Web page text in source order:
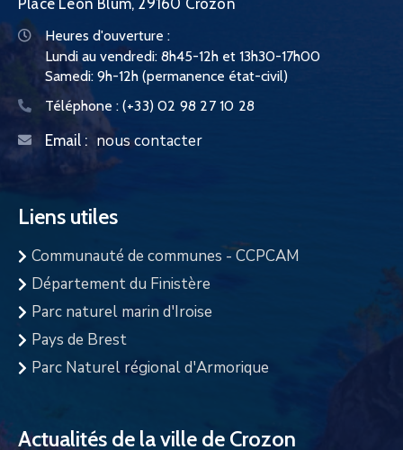
Heures d'ouverture :
Lundi au vendredi: 8h45-12h et 13h30-17h00
Samedi: 9h-12h (permanence état-civil)
Téléphone : (+33) 02 98 27 10 28
Email : nous contacter
Liens utiles
Communauté de communes - CCPCAM
Département du Finistère
Parc naturel marin d'Iroise
Pays de Brest
Parc Naturel régional d'Armorique
Actualités de la ville de Crozon